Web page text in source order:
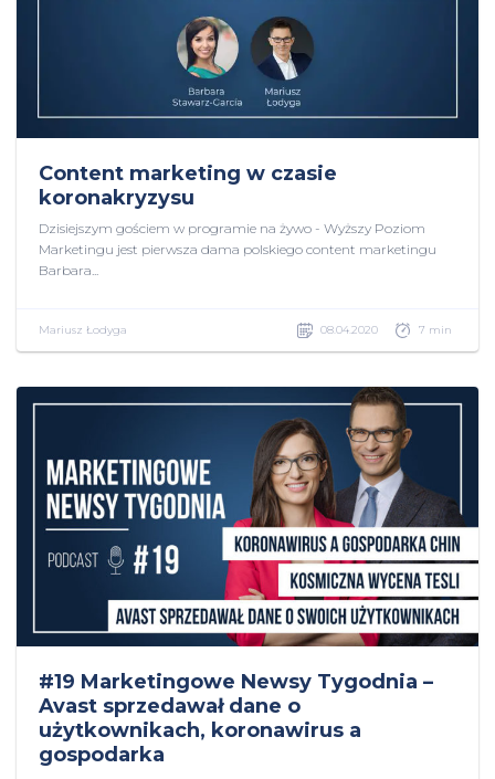
Content marketing w czasie
koronakryzysu
Dzisiejszym gościem w programie na żywo - Wyższy Poziom
Marketingu jest pierwsza dama polskiego content marketingu
Barbara...
Mariusz Łodyga 08.04.2020 7 min
#19 Marketingowe Newsy Tygodnia –
Avast sprzedawał dane o
użytkownikach, koronawirus a
gospodarka